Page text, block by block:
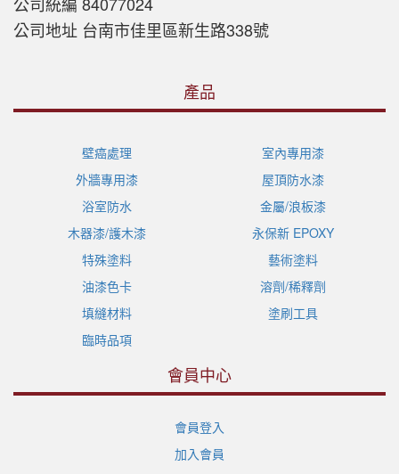
公司地址 台南市佳里區新生路338號
產品
壁癌處理
室內專用漆
外牆專用漆
屋頂防水漆
浴室防水
金屬/浪板漆
木器漆/護木漆
永保新 EPOXY
特殊塗料
藝術塗料
油漆色卡
溶劑/稀釋劑
填縫材料
塗刷工具
臨時品項
會員中心
會員登入
加入會員